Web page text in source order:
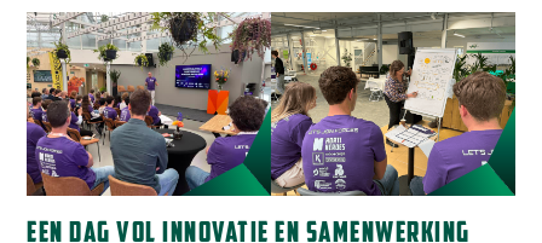
EEN DAG VOL INNOVATIE EN SAMENWERKING